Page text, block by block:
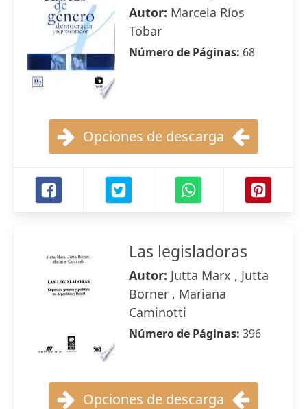
Autor: Marcela Ríos
Tobar
Número de Páginas: 68
Opciones de descarga
Las legisladoras
Autor: Jutta Marx , Jutta
Borner , Mariana
Caminotti
Número de Páginas: 396
Opciones de descarga